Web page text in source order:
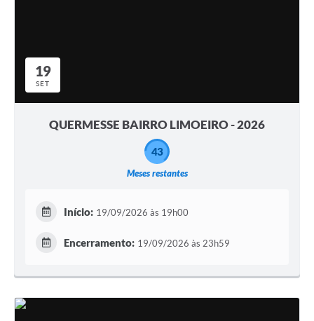
19
SET
QUERMESSE BAIRRO LIMOEIRO - 2026
Meses restantes
43
Início: 19/09/2026 às 19h00
Encerramento: 19/09/2026 às 23h59